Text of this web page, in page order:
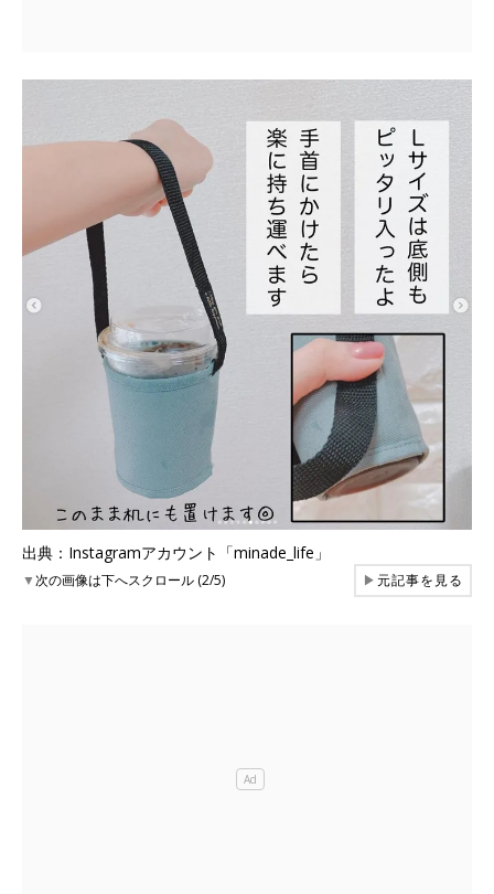
出典：Instagramアカウント「minade_life」
▼次の画像は下へスクロール (2/5) ▶元記事を見る